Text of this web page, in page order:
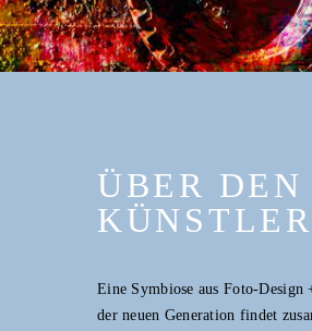
ÜBER DEN
KÜNSTLER
Eine Symbiose aus Foto-Design
der neuen Generation findet